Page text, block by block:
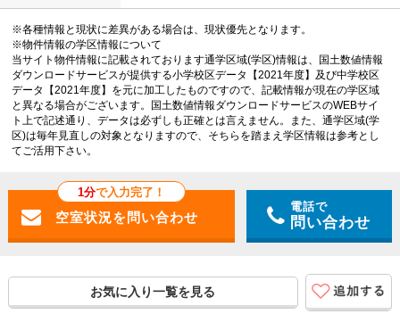
※各種情報と現状に差異がある場合は、現状優先となります。
※物件情報の学区情報について
当サイト物件情報に記載されております通学区域(学区)情報は、国土数値情報
ダウンロードサービスが提供する小学校区データ【2021年度】及び中学校区
データ【2021年度】を元に加工したものですので、記載情報が現在の学区域
と異なる場合がございます。国土数値情報ダウンロードサービスのWEBサイ
ト上で記述通り、データは必ずしも正確とは言えません。また、通学区域(学
区)は毎年見直しの対象となりますので、そちらを踏まえ学区情報は参考とし
てご活用下さい。
1分で入力完了！
電話で
問い合わせ
お気に入り一覧を見る